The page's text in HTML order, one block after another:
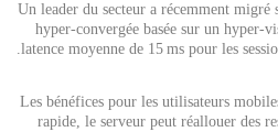
Un leader du secteur a récemment
hyper‑convergée basée sur un
latence moyenne de 15 ms pour les
Les bénéfices pour les utilisateurs
rapide, le serveur peut réallouer des